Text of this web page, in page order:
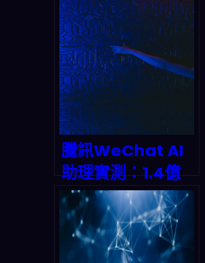
騰訊WeChat AI
助理實測：1.4億
用戶的超級生態圈
如何引爆2026中
國AI市場變革